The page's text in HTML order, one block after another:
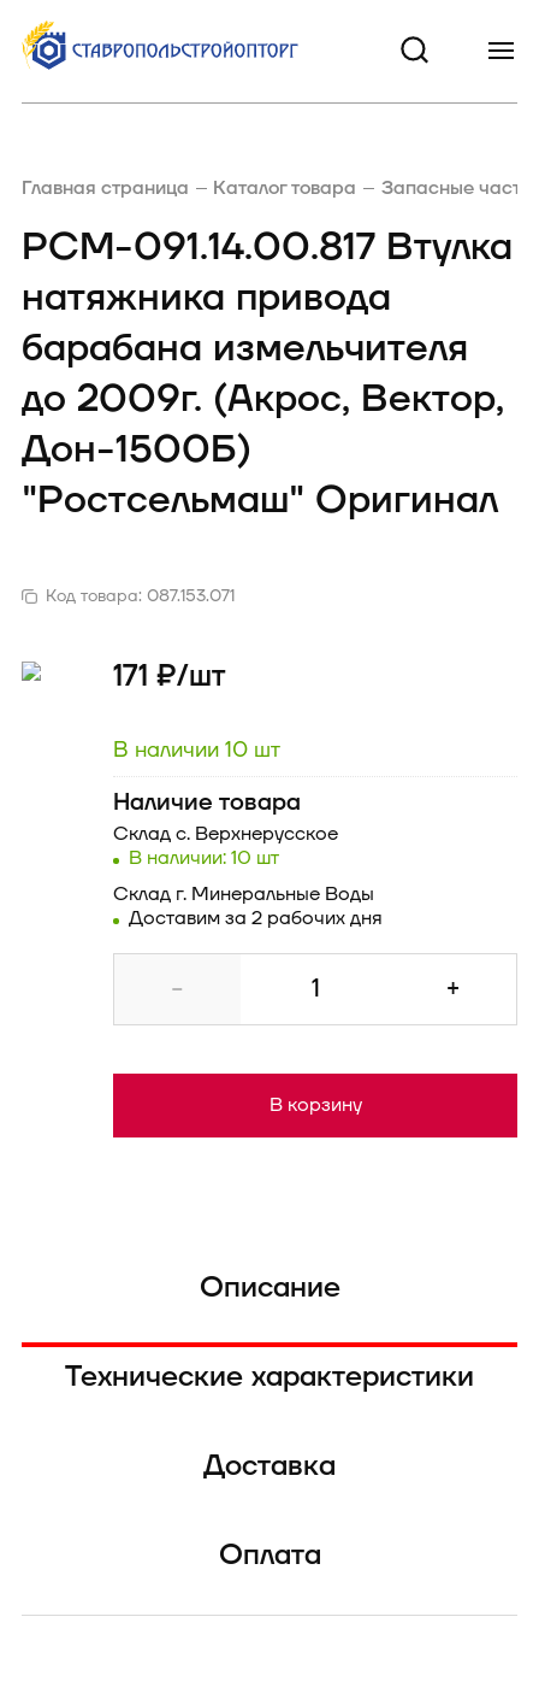
Главная страница Каталог товара Запасные части
РСМ-091.14.00.817 Втулка
натяжника привода
барабана измельчителя
до 2009г. (Акрос, Вектор,
Дон-1500Б)
"Ростсельмаш" Оригинал
Код товара: 087.153.071
171 ₽/шт
В наличии 10 шт
Наличие товара
Складс. Верхнерусское
В наличии: 10 шт
Склад г. Минеральные Воды
Доставим за 2 рабочих дня
- +
В корзину
Описание
Технические характеристики
Доставка
Оплата